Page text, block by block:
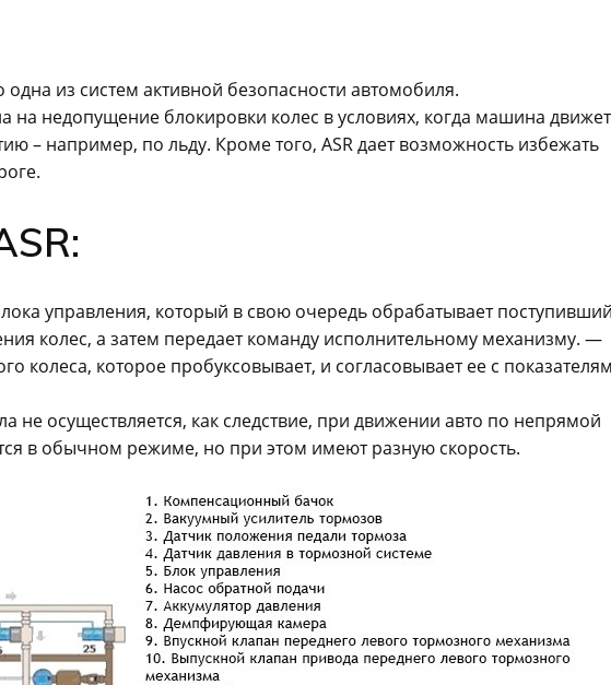
одна из систем активной безопасности автомобиля.
на недопущение блокировки колес в условиях, когда машина
– например, по льду. Кроме того, ASR дает возможность избежать
управления, который в свою очередь обрабатывает
колес, а затем передает команду исполнительному механизму. —
колеса, которое пробуксовывает, и согласовывает ее с
не осуществляется, как следствие, при движении авто по непрямой
в обычном режиме, но при этом имеют разную скорость.